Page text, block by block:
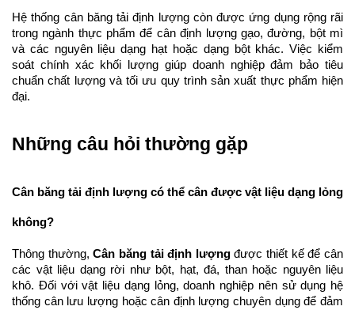
Hệ thống cân băng tải định lượng còn được ứng dụng rộng rãi
trong ngành thực phẩm để cân định lượng gạo, đường, bột mì
và các nguyên liệu dạng hạt hoặc dạng bột khác. Việc kiểm
soát chính xác khối lượng giúp doanh nghiệp đảm bảo tiêu
chuẩn chất lượng và tối ưu quy trình sản xuất thực phẩm hiện
đại.
Những câu hỏi thường gặp
Cân băng tải định lượng có thể cân được vật liệu dạng lỏng
không?
Thông thường, Cân băng tải định lượng được thiết kế để cân
các vật liệu dạng rời như bột, hạt, đá, than hoặc nguyên liệu
khô. Đối với vật liệu dạng lỏng, doanh nghiệp nên sử dụng hệ
thống cân lưu lượng hoặc cân định lượng chuyên dụng để đảm